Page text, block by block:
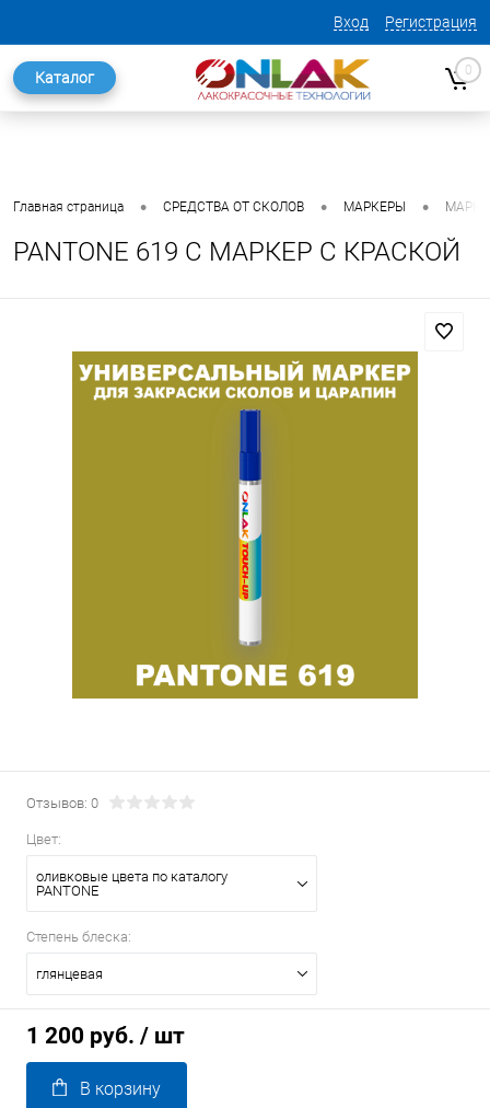
Вход Регистрация
Каталог 0
Главная страница • СРЕДСТВА ОТ СКОЛОВ • МАРКЕРЫ •
PANTONE 619 C МАРКЕР С КРАСКОЙ
Отзывов: 0
Цвет:
оливковые цвета по каталогу
PANTONE
Степень блеска:
глянцевая
1 200 руб. / шт
В корзину